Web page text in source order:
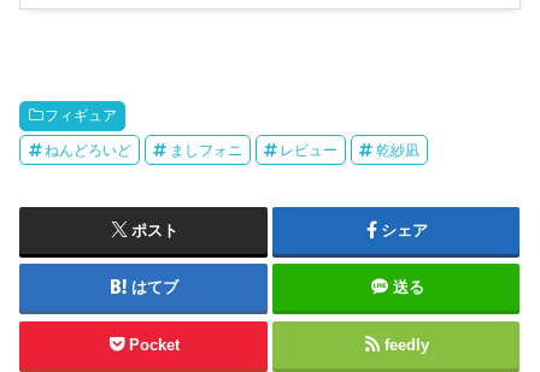
フィギュア
ねんどろいど ましフォニ レビュー 乾紗凪
ポスト シェア
はてブ 送る
Pocket feedly